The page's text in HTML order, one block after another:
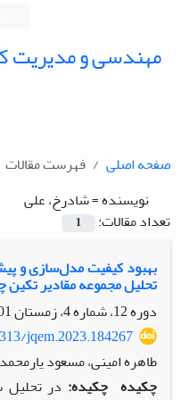
مهندسی و مدیریت
صفحه اصلی
فهرست مقالات
نویسنده =شادرخ، علی
تعداد مقالات:
1
بهبود کیفیت مدل‌سازی و
تحلیل مجموعه مقادیر تکین
دوره 12، شماره 4، زمستان 1401، صفحه
jqem.2023.184267
طاهره امینی، مسعود
چکیده چکیده: در تحلیل